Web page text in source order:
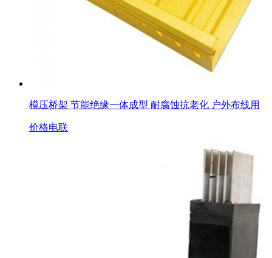
模压桥架 节能绝缘一体成型 耐腐蚀抗老化 户外布线用
价格电联